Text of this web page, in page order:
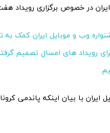
ایران در خصوص برگزاری رویداد
وب و موبایل ایران کمک
رویداد های امسال تصمیم
ایران با بیان اینکه پاندمی